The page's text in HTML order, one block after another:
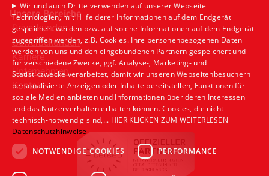
Unsere Bereiche
Privatkunden
Gewerbekunden
Karriere
Unternehmen
Kontakt
Wir und auch Dritte verwenden auf unserer Webseite
Technologien, mit Hilfe derer Informationen auf dem Endgerät
gespeichert werden bzw. auf solche Informationen auf dem Endgerät
zugegriffen werden, z.B. Cookies. Ihre personenbezogenen Daten
werden von uns und den eingebundenen Partnern gespeichert und
für verschiedene Zwecke, ggf. Analyse-, Marketing- und
Statistikzwecke verarbeitet, damit wir unseren Webseitenbesuchern
personalisierte Anzeigen oder Inhalte bereitstellen, Funktionen für
soziale Medien anbieten und Informationen über deren Interessen
und das Nutzerverhalten erhalten können. Cookies, die nicht
technisch-notwendig sind,... HIER KLICKEN ZUM WEITERLESEN
Datenschutzhinweise
NOTWENDIGE COOKIES
PERFORMANCE